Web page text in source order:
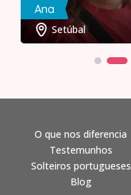
Ana
Setúbal
O que nos diferencia
Testemunhos
Solteiros portugueses
Blog